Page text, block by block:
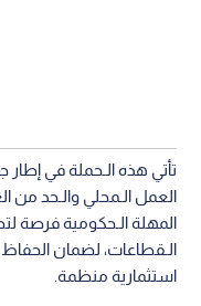
تأتي هذه الـحملة في
العمل الـمحلي والـحد من
المهلة الـحكومية فرصة
الـقطاعات، لضمان
استثمارية منظمة.